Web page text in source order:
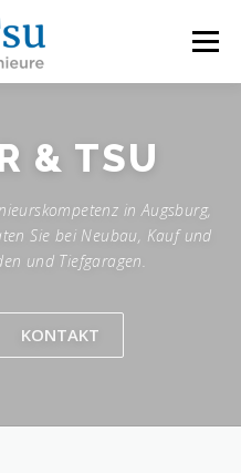
Menü
KARRIERE
& TSU
in Augsburg,
Sie bei Neubau, Kauf und
und Tiefgaragen.
KONTAKT